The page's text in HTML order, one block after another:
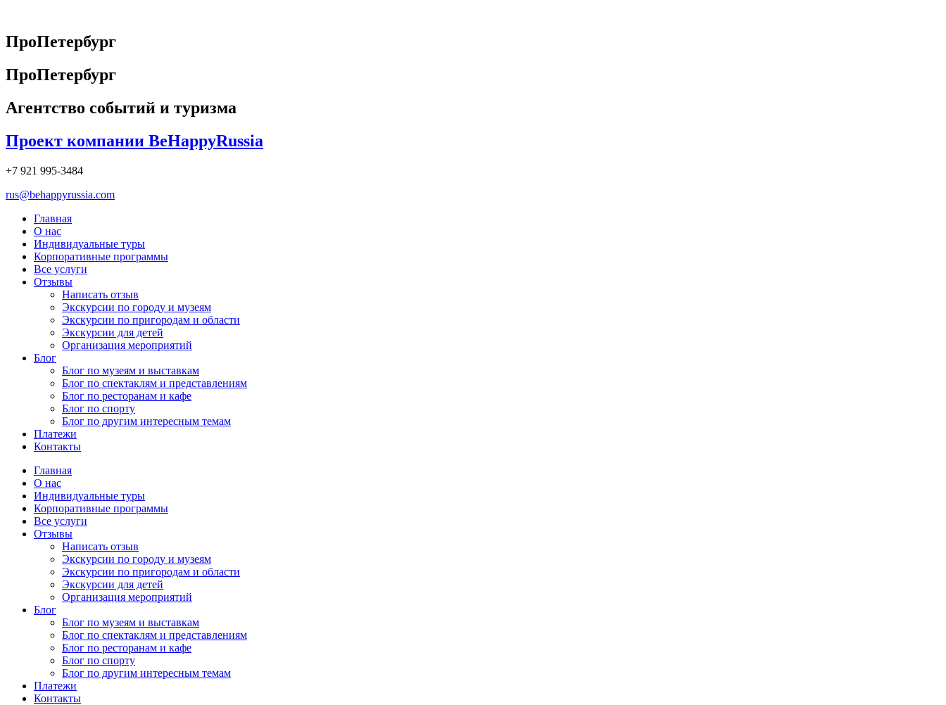
содержимому
ПроПетербург
ПроПетербург
Агентство событий и туризма
Проект компании BeHappyRussia
+7 921 995-3484
rus@behappyrussia.com
Главная
О нас
Индивидуальные туры
Корпоративные программы
Все услуги
Отзывы
Написать отзыв
Экскурсии по городу и музеям
Экскурсии по пригородам и области
Экскурсии для детей
Организация мероприятий
Блог
Блог по музеям и выставкам
Блог по спектаклям и представлениям
Блог по ресторанам и кафе
Блог по спорту
Блог по другим интересным темам
Платежи
Контакты
Главная
О нас
Индивидуальные туры
Корпоративные программы
Все услуги
Отзывы
Написать отзыв
Экскурсии по городу и музеям
Экскурсии по пригородам и области
Экскурсии для детей
Организация мероприятий
Блог
Блог по музеям и выставкам
Блог по спектаклям и представлениям
Блог по ресторанам и кафе
Блог по спорту
Блог по другим интересным темам
Платежи
Контакты